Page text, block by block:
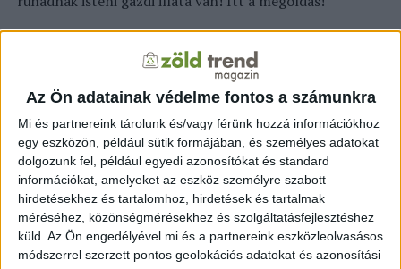
Az Ön adatainak védelme fontos a számunkra
Mi és partnereink tárolunk és/vagy férünk hozzá információkhoz
egy eszközön, például sütik formájában, és személyes adatokat
dolgozunk fel, például egyedi azonosítókat és standard
információkat, amelyeket az eszköz személyre szabott
hirdetésekhez és tartalomhoz, hirdetések és tartalmak
méréséhez, közönségmérésekhez és szolgáltatásfejlesztéshez
küld. Az Ön engedélyével mi és a partnereink eszközleolvasásos
módszerrel szerzett pontos geolokációs adatokat és azonosítási
valahogy leszoktatni a rosszcsontokat a nem megfelelő
helyeken való szunyálásról, készíts nekik saját fekhelyet
a saját pulcsidból. Ne aggódj, nem kell aranykezű
varrómókusnak lenned, hogy elkészítsd!
A teljes cikk itt olvasható.
KAPCSOLÓDÓ TARTALOM: PULÓVER ÚJRAHASZNOSÍTÁS